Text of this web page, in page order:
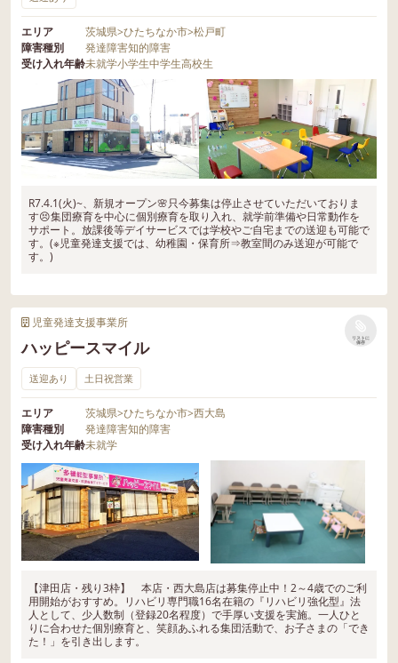
エリア 茨城県>ひたちなか市>松戸町
障害種別
発達障害知的障害
受け入れ年齢未就学小学生中学生高校生
R7.4.1(火)~、新規オープン🌸只今募集は停止させていただいておりま
す😣集団療育を中心に個別療育を取り入れ、就学前準備や日常動作を
サポート。放課後等デイサービスでは学校やご自宅までの送迎も可能で
す。(※児童発達支援では、幼稚園・保育所⇒教室間のみ送迎が可能で
す。)
児童発達支援事業所
ハッピースマイル
リストに
保存
送迎あり 土日祝営業
エリア 茨城県>ひたちなか市>西大島
障害種別
発達障害知的障害
受け入れ年齢未就学
【津田店・残り3枠】 本店・西大島店は募集停止中！2～4歳でのご利
用開始がおすすめ。リハビリ専門職16名在籍の『リハビリ強化型』法
人として、少人数制（登録20名程度）で手厚い支援を実施。一人ひと
りに合わせた個別療育と、笑顔あふれる集団活動で、お子さまの「でき
た！」を引き出します。